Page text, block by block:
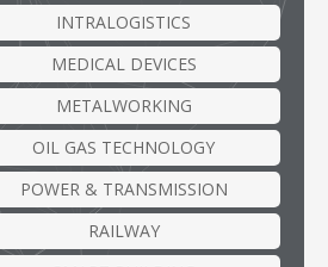
INTRALOGISTICS
MEDICAL DEVICES
METALWORKING
OIL GAS TECHNOLOGY
POWER & TRANSMISSION
RAILWAY